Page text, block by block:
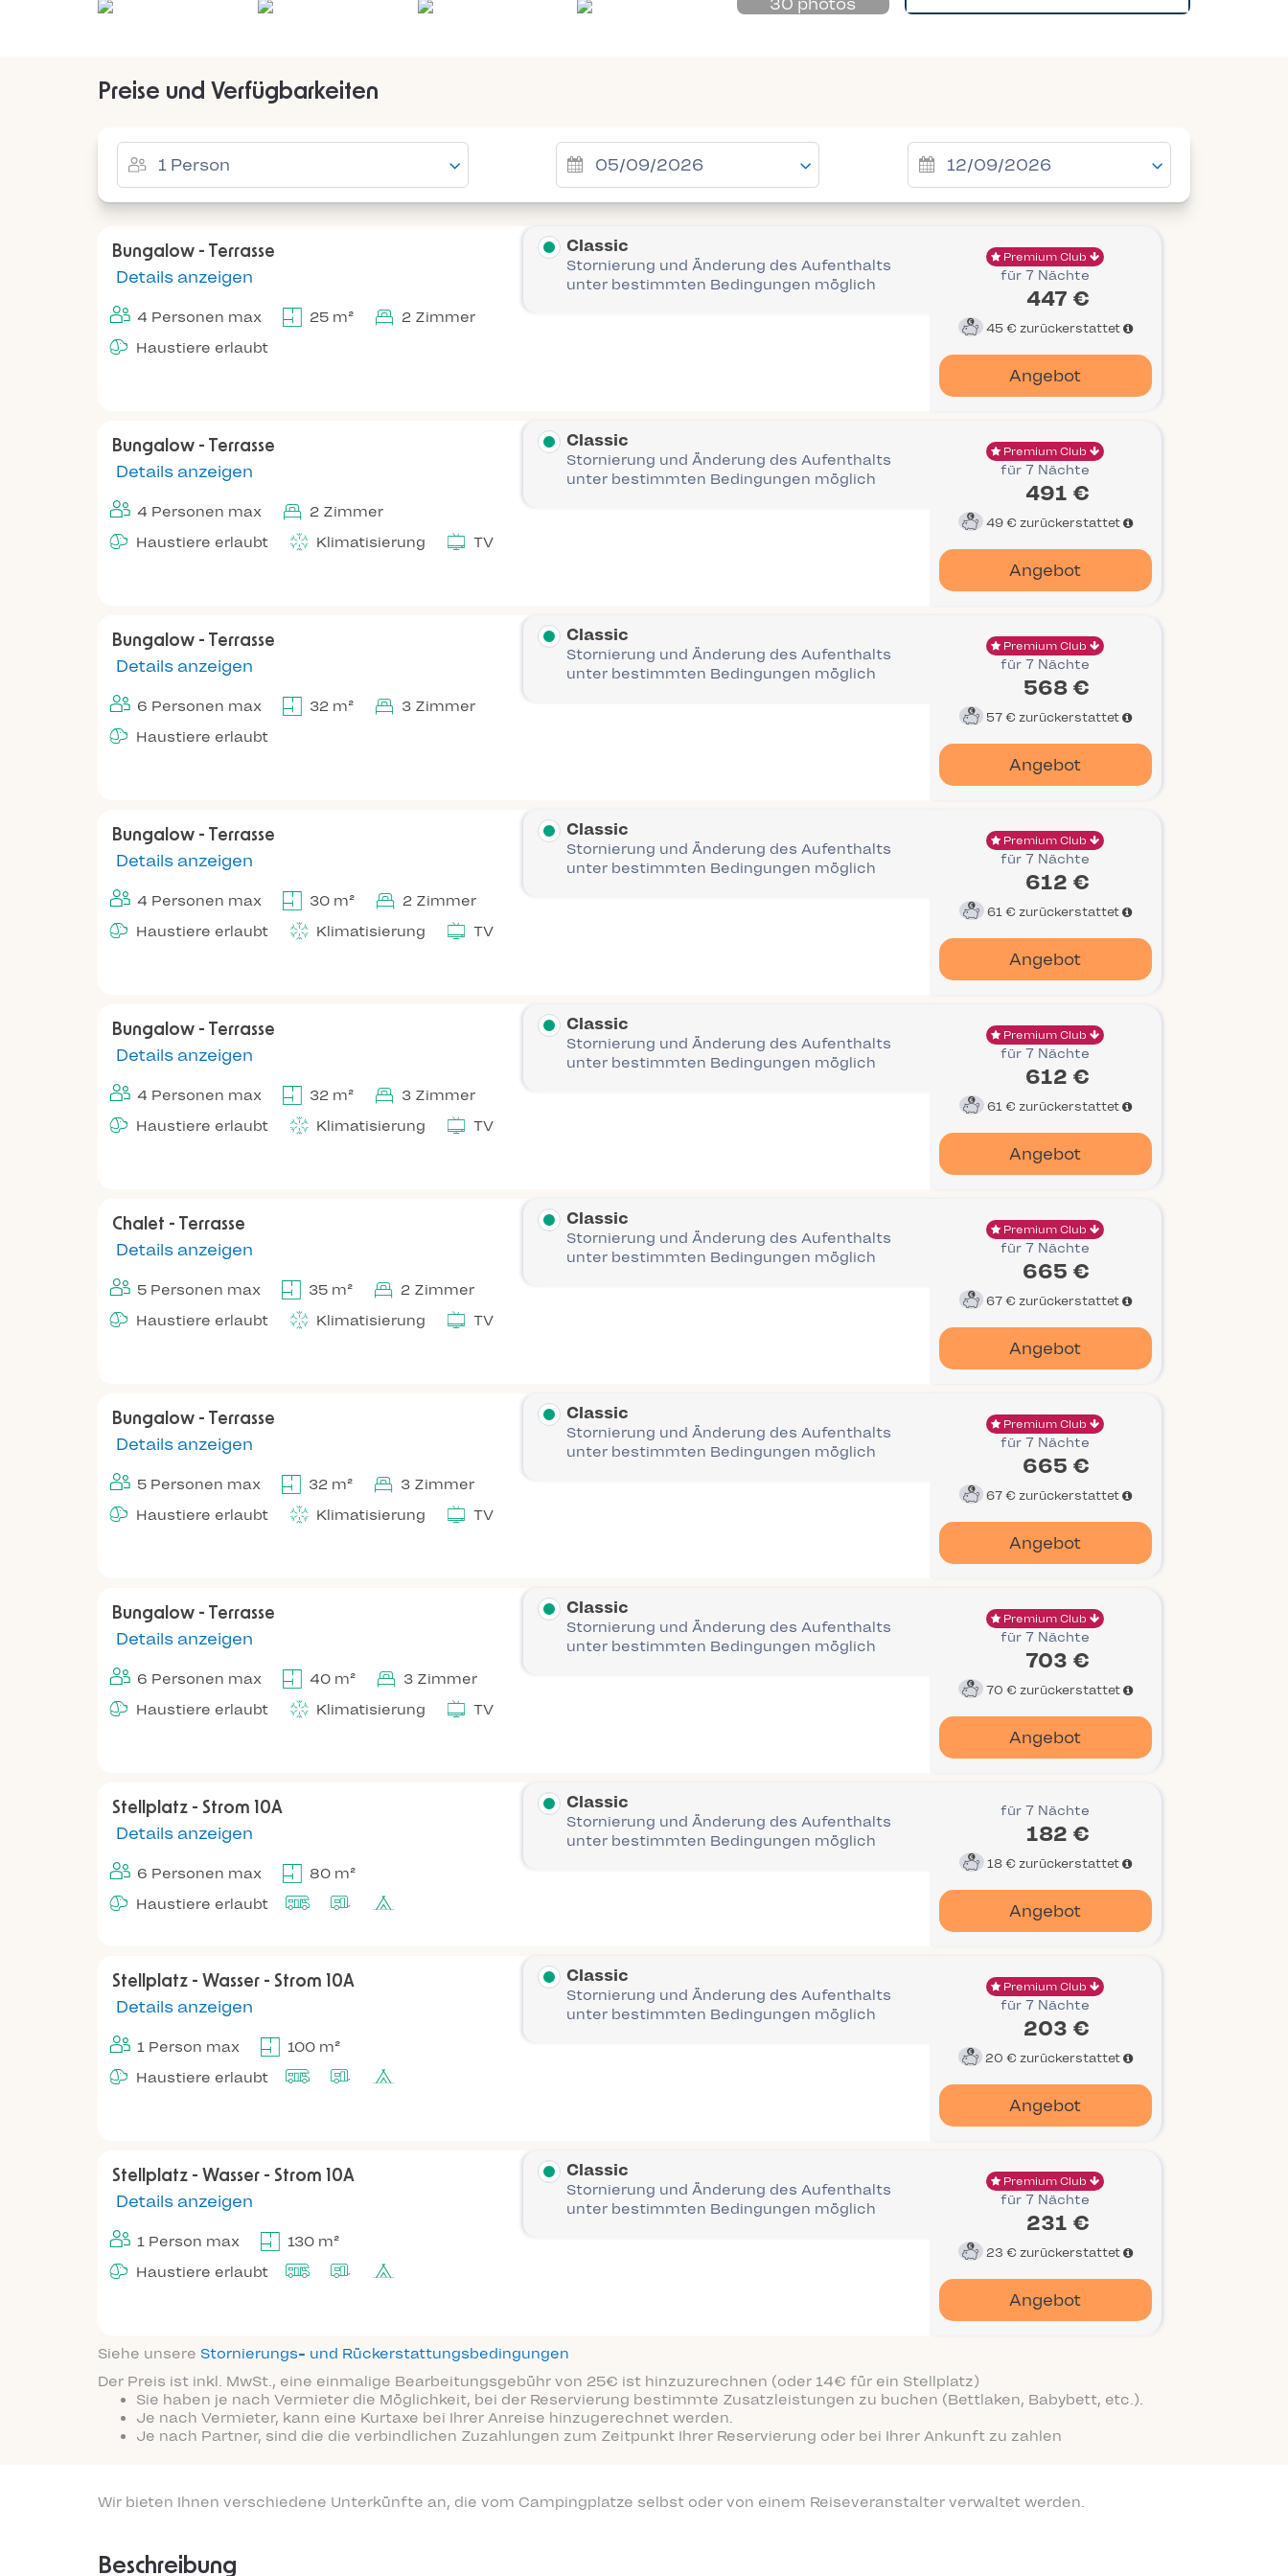
30 photos
Preise und Verfügbarkeiten
Bungalow - Terrasse
Details anzeigen
4 Personen max 25 m²
2 Zimmer
Haustiere erlaubt
Classic
Stornierung und Änderung des Aufenthalts
unter bestimmten Bedingungen möglich
Premium Club
für 7 Nächte
447 €
45 € zurückerstattet
Angebot
Bungalow - Terrasse
Details anzeigen
4 Personen max
2 Zimmer
Haustiere erlaubt
Klimatisierung TV
Classic
Stornierung und Änderung des Aufenthalts
unter bestimmten Bedingungen möglich
Premium Club
für 7 Nächte
491 €
49 € zurückerstattet
Angebot
Bungalow - Terrasse
Details anzeigen
6 Personen max 32 m²
3 Zimmer
Haustiere erlaubt
Classic
Stornierung und Änderung des Aufenthalts
unter bestimmten Bedingungen möglich
Premium Club
für 7 Nächte
568 €
57 € zurückerstattet
Angebot
Bungalow - Terrasse
Details anzeigen
4 Personen max 30 m²
2 Zimmer
Haustiere erlaubt
Klimatisierung TV
Classic
Stornierung und Änderung des Aufenthalts
unter bestimmten Bedingungen möglich
Premium Club
für 7 Nächte
612 €
61 € zurückerstattet
Angebot
Bungalow - Terrasse
Details anzeigen
4 Personen max 32 m²
3 Zimmer
Haustiere erlaubt
Klimatisierung TV
Classic
Stornierung und Änderung des Aufenthalts
unter bestimmten Bedingungen möglich
Premium Club
für 7 Nächte
612 €
61 € zurückerstattet
Angebot
Chalet - Terrasse
Details anzeigen
5 Personen max 35 m²
2 Zimmer
Haustiere erlaubt
Klimatisierung TV
Classic
Stornierung und Änderung des Aufenthalts
unter bestimmten Bedingungen möglich
Premium Club
für 7 Nächte
665 €
67 € zurückerstattet
Angebot
Bungalow - Terrasse
Details anzeigen
5 Personen max 32 m²
3 Zimmer
Haustiere erlaubt
Klimatisierung TV
Classic
Stornierung und Änderung des Aufenthalts
unter bestimmten Bedingungen möglich
Premium Club
für 7 Nächte
665 €
67 € zurückerstattet
Angebot
Bungalow - Terrasse
Details anzeigen
6 Personen max 40 m²
3 Zimmer
Haustiere erlaubt
Klimatisierung TV
Classic
Stornierung und Änderung des Aufenthalts
unter bestimmten Bedingungen möglich
Premium Club
für 7 Nächte
703 €
70 € zurückerstattet
Angebot
Stellplatz - Strom 10A
Details anzeigen
6 Personen max
80 m²
Haustiere erlaubt
Classic
Stornierung und Änderung des Aufenthalts
unter bestimmten Bedingungen möglich
für 7 Nächte
182 €
18 € zurückerstattet
Angebot
Stellplatz - Wasser - Strom 10A
Details anzeigen
1 Person max
100 m²
Haustiere erlaubt
Classic
Stornierung und Änderung des Aufenthalts
unter bestimmten Bedingungen möglich
Premium Club
für 7 Nächte
203 €
20 € zurückerstattet
Angebot
Stellplatz - Wasser - Strom 10A
Details anzeigen
1 Person max
130 m²
Haustiere erlaubt
Classic
Stornierung und Änderung des Aufenthalts
unter bestimmten Bedingungen möglich
Premium Club
für 7 Nächte
231 €
23 € zurückerstattet
Angebot
Siehe unsere Stornierungs- und Rückerstattungsbedingungen
Der Preis ist inkl. MwSt., eine einmalige Bearbeitungsgebühr von 25€ ist hinzuzurechnen (oder 14€ für ein Stellplatz)
Sie haben je nach Vermieter die Möglichkeit, bei der Reservierung bestimmte Zusatzleistungen zu buchen (Bettlaken, Babybett, etc.).
Je nach Vermieter, kann eine Kurtaxe bei Ihrer Anreise hinzugerechnet werden.
Je nach Partner, sind die die verbindlichen Zuzahlungen zum Zeitpunkt Ihrer Reservierung oder bei Ihrer Ankunft zu zahlen
Wir bieten Ihnen verschiedene Unterkünfte an, die vom Campingplatze selbst oder von einem Reiseveranstalter verwaltet werden.
Beschreibung